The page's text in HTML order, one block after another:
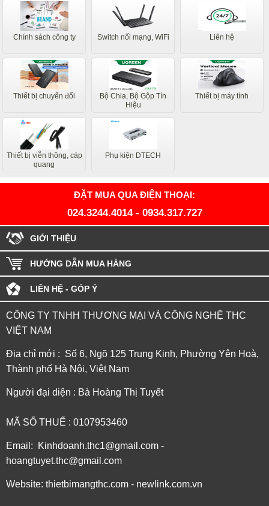
Chính sách công ty Switch nối mạng, WiFi Liên hệ
Thiết bị chuyển đổi
Bộ Chia, Bộ Gộp Tín
Hiệu
Thiết bị máy tính
Thiết bị viễn thông, cáp
quang
Phụ kiện DTECH
ĐẶT MUA QUA ĐIỆN THOẠI:
024.3244.4014- 0934.317.727
GIỚI THIỆU
HƯỚNG DẪN MUA HÀNG
LIÊN HỆ - GÓP Ý
CÔNG TY TNHH THƯƠNG MẠI VÀ CÔNG NGHỆ THC
VIỆT NAM
Địa chỉ mới : Số 6, Ngõ 125 Trung Kinh, Phường Yên Hoà,
Thành phố Hà Nội, Việt Nam
Người đại diện : Bà Hoàng Thị Tuyết
MÃ SỐ THUẾ : 0107953460
Email: Kinhdoanh.thc1@gmail.com -
hoangtuyet.thc@gmail.com
Website: thietbimangthc.com - newlink.com.vn